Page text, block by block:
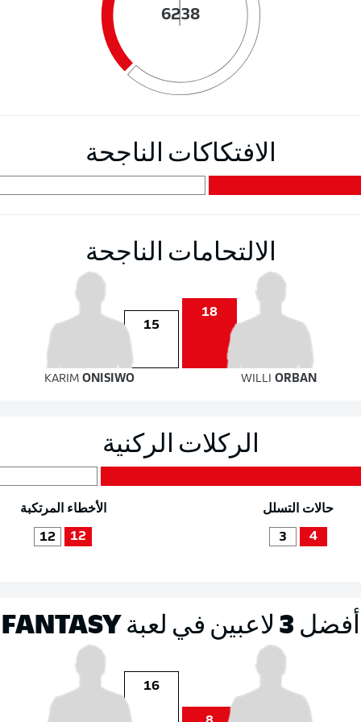
38
62
الافتكاكات الناجحة
الالتحامات الناجحة
18
15
KARIMONISIWO WILLI ORBAN
الركلات الركنية
حالات التسلل
4
3
الأخطاء المرتكبة
12
12
أفضل 3 لاعبين في لعبة FANTASY
16